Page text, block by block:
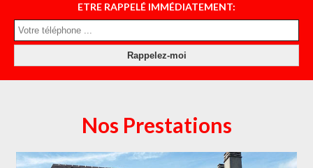
ETRE RAPPELÉ IMMÉDIATEMENT:
Nos Prestations